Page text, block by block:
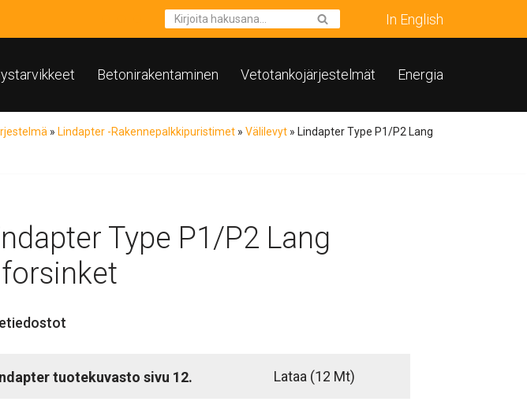
In English
Betonirakentaminen Vetotankojärjestelmät Energia
» Lindapter -Rakennepalkkipuristimet » Välilevyt » Lindapter Type P1/P2 Lang
Type P1/P2 Lang
tuotekuvasto sivu 12. Lataa (12 Mt)